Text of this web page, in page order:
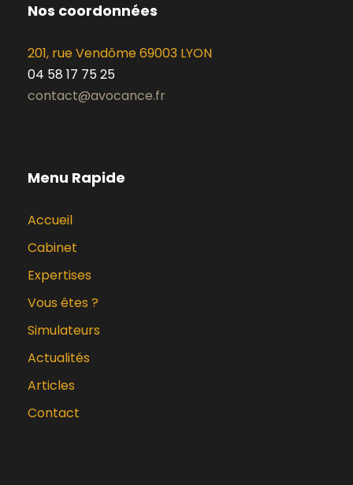
Nos coordonnées
201, rue Vendôme 69003 LYON
04 58 17 75 25
contact@avocance.fr
Menu Rapide
Accueil
Cabinet
Expertises
Vous êtes ?
Simulateurs
Actualités
Articles
Contact